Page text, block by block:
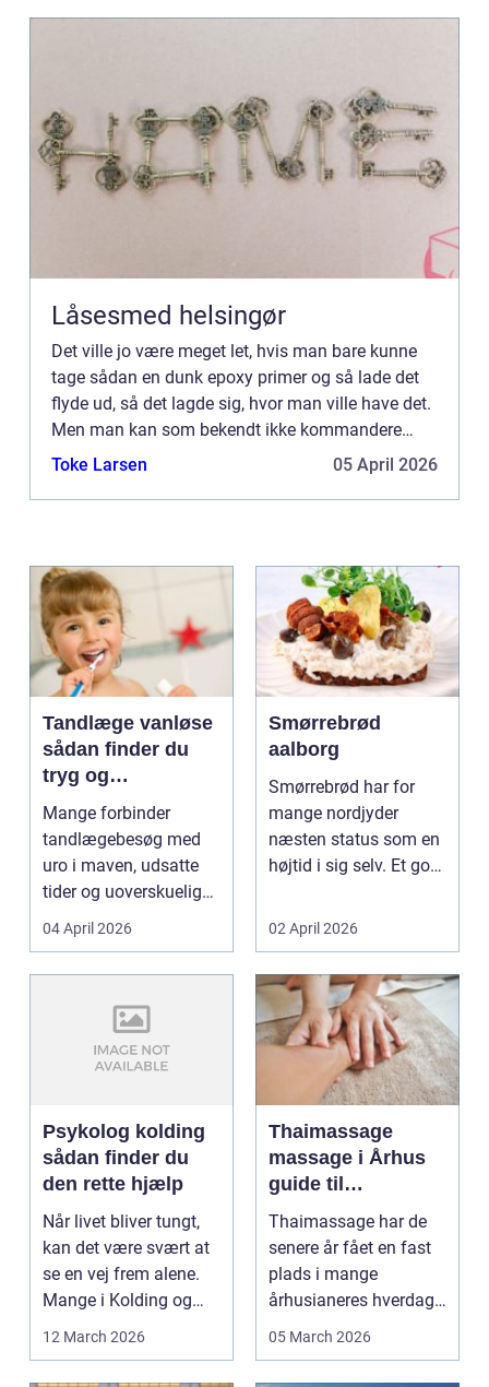
Låsesmed helsingør
Det ville jo være meget let, hvis man bare kunne
tage sådan en dunk epoxy primer og så lade det
flyde ud, så det lagde sig, hvor man ville have det.
Men man kan som bekendt ikke kommandere
med væsker. Det skulle da kun l...
Toke Larsen 05 April 2026
Tandlæge vanløse
sådan finder du
tryg og
professionel
tandpleje
Mange forbinder
tandlægebesøg med
uro i maven, udsatte
tider og uoverskuelige
priser. Samtidig ved
04 April 2026
Smørrebrød
aalborg
Smørrebrød har for
mange nordjyder
næsten status som en
højtid i sig selv. Et godt
02 April 2026
Psykolog kolding
sådan finder du
den rette hjælp
Når livet bliver tungt,
kan det være svært at
se en vej frem alene.
Mange i Kolding og
omegn søger p...
12 March 2026
Thaimassage
massage i Århus
guide til
afslapning,
smidighed og
bedre velvære
Thaimassage har de
senere år fået en fast
plads i mange
århusianeres hverdag.
Flere bruger den både
05 March 2026